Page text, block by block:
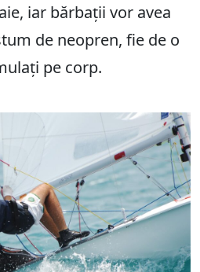
iar bărbații vor avea
de neopren, fie de o
pe corp.